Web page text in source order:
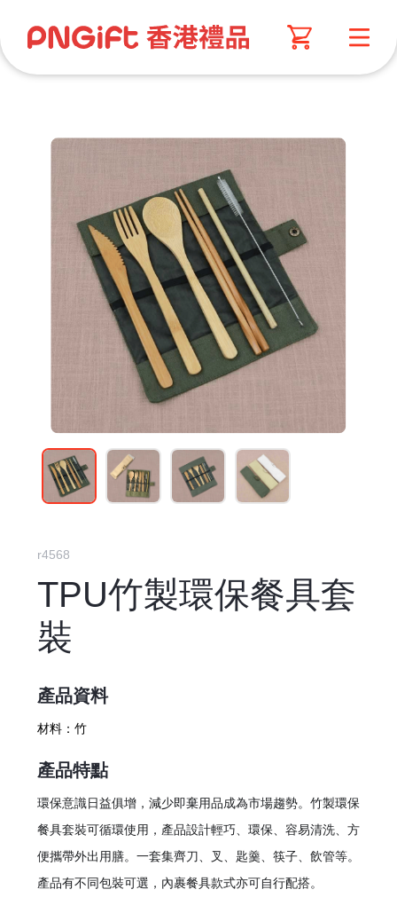
r4568
TPU竹製環保餐具套
裝
產品資料
材料： 竹
產品特點
環保意識日益俱增，減少即棄用品成為市場趨勢。竹製環保
餐具套裝可循環使用，產品設計輕巧、環保、容易清洗、 方
便攜帶外出用膳。 一套集齊刀、叉、匙羹、筷子、飲管等。
產品有不同包裝可選，內裹餐具款式亦可自行配搭。